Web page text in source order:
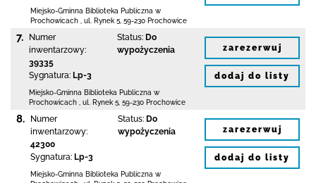
Miejsko-Gminna Biblioteka Publiczna w
Prochowicach
ul. Rynek 5 59-230 Prochowice
7.
Numer
inwentarzowy:
39335
Sygnatura: Lp-3
Status: Do
wypożyczenia
Miejsko-Gminna Biblioteka Publiczna w
Prochowicach
ul. Rynek 5 59-230 Prochowice
zarezerwuj
dodaj do listy
8.
Numer
inwentarzowy:
42300
Sygnatura: Lp-3
Status: Do
wypożyczenia
Miejsko-Gminna Biblioteka Publiczna w
zarezerwuj
dodaj do listy